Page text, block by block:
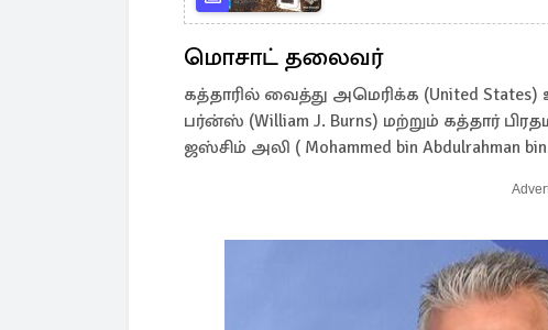
மொசாட் தலைவர்
கத்தாரில் வைத்து அமெரிக்க (United
பர்ன்ஸ் (William J. Burns) மற்றும் கத்தார்
ஜஸ்சிம் அலி ( Mohammed bin Abdulrahman